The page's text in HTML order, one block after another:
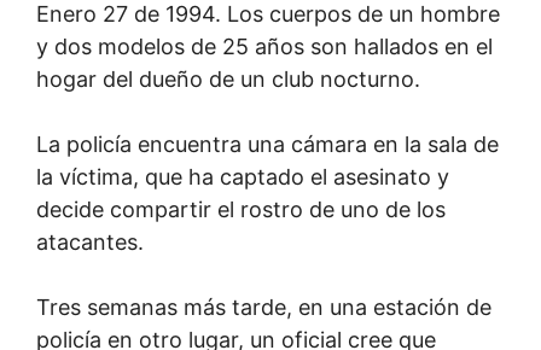
Enero 27 de 1994. Los cuerpos de un hombre
y dos modelos de 25 años son hallados en el
hogar del dueño de un club nocturno.
La policía encuentra una cámara en la sala de
la víctima, que ha captado el asesinato y
decide compartir el rostro de uno de los
atacantes.
Tres semanas más tarde, en una estación de
policía en otro lugar, un oficial cree que